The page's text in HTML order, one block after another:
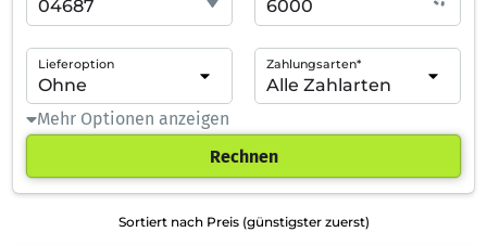
Lieferoption Zahlungsarten*
Mehr Optionen anzeigen
Rechnen
Sortiert nach Preis (günstigster zuerst)